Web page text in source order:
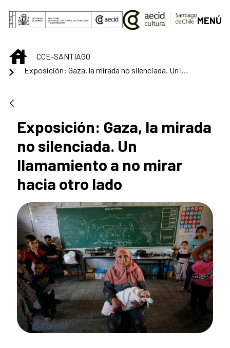
Saltar al contenido principal
MENÚ
INICIOCCE-SANTIAGO
Exposición: Gaza, la mirada
no silenciada. Un
llamamiento a no mirar
hacia otro lado